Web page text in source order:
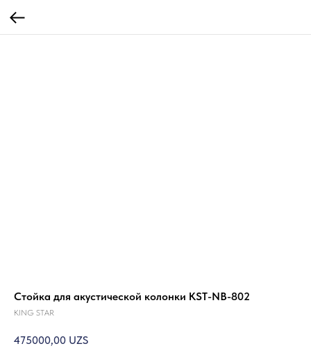
Стойка для акустической колонки KST-NB-802
KING STAR
475000,00 UZS